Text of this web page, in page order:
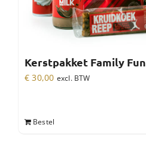
Kerstpakket Family Fun
€ 30,00 excl. BTW
Bestel